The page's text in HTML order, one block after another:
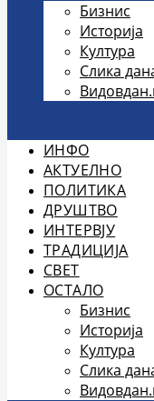
Бизнис
Историја
Култура
Слика
ИНФО
АКТУЕЛНО
ПОЛИТИКА
ДРУШТВО
ИНТЕРВЈУ
ТРАДИЦИЈА
СВЕТ
ОСТАЛО
Бизнис
Историја
Култура
Слика